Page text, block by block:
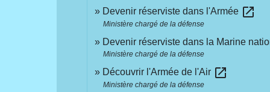
Devenir réserviste dans l'Armée open_in_new
Ministère chargé de la défense
Devenir réserviste dans la Marine
Ministère chargé de la défense
Découvrir l'Armée de l'Air open_in_new
Ministère chargé de la défense